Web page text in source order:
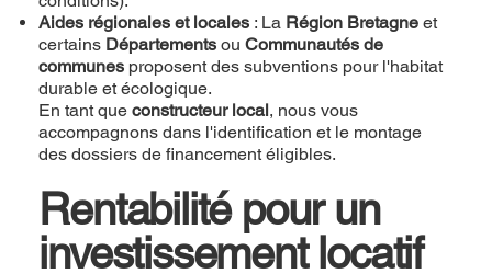
Aides régionales et locales : La Région Bretagne et
certains Départements ouCommunautés de
communes proposent des subventions pour l'habitat
durable et écologique.
En tant queconstructeur local, nous vous
accompagnons dans l'identification et le montage
des dossiers de financement éligibles.
Rentabilité pour un
investissement locatif